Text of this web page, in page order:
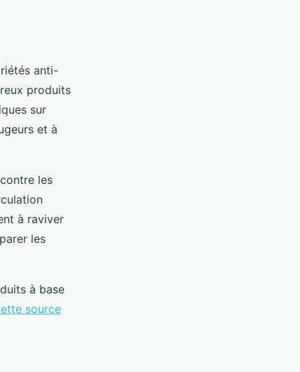
anti-
produits
sur
et à
les
à raviver
les
à base
source